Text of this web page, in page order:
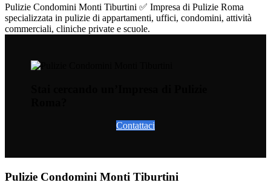
Pulizie Condomini Monti Tiburtini ✅ Impresa di Pulizie Roma
specializzata in pulizie di appartamenti, uffici, condomini, attività
commerciali, cliniche private e scuole.
Contattaci
Pulizie Condomini Monti Tiburtini